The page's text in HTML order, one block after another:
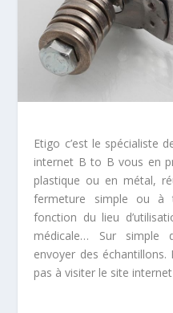
Etigo c’est le spécialiste
internet B to B vous en
plastique ou en métal,
fermeture simple ou
fonction du lieu
médicale… Sur simple
envoyer des échantillons.
pas à visiter le site